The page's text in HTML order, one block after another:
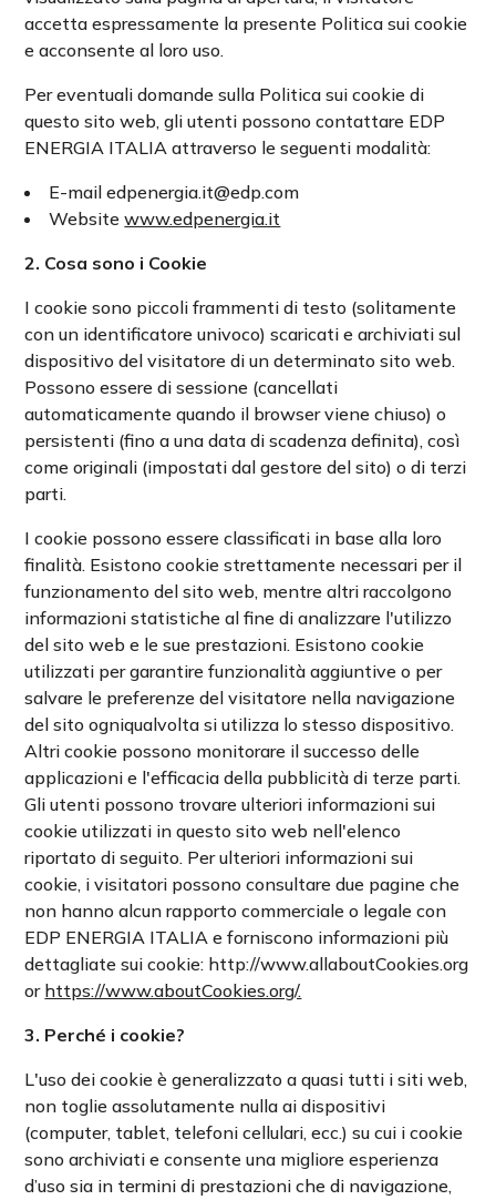
accetta espressamente la presente Politica sui cookie
e acconsente al loro uso.
Per eventuali domande sulla Politica sui cookie di
questo sito web, gli utenti possono contattare EDP
ENERGIA ITALIA attraverso le seguenti modalità:
E-mail edpenergia.it@edp.com
Websitewww.edpenergia.it
2. Cosa sono i Cookie
I cookie sono piccoli frammenti di testo (solitamente
con un identificatore univoco) scaricati e archiviati sul
dispositivo del visitatore di un determinato sito web.
Possono essere di sessione (cancellati
automaticamente quando il browser viene chiuso) o
persistenti (fino a una data di scadenza definita), così
come originali (impostati dal gestore del sito) o di terzi
parti.
I cookie possono essere classificati in base alla loro
finalità. Esistono cookie strettamente necessari per il
funzionamento del sito web, mentre altri raccolgono
informazioni statistiche al fine di analizzare l'utilizzo
del sito web e le sue prestazioni. Esistono cookie
utilizzati per garantire funzionalità aggiuntive o per
salvare le preferenze del visitatore nella navigazione
del sito ogniqualvolta si utilizza lo stesso dispositivo.
Altri cookie possono monitorare il successo delle
applicazioni e l'efficacia della pubblicità di terze parti.
Gli utenti possono trovare ulteriori informazioni sui
cookie utilizzati in questo sito web nell'elenco
riportato di seguito. Per ulteriori informazioni sui
cookie, i visitatori possono consultare due pagine che
non hanno alcun rapporto commerciale o legale con
EDP ENERGIA ITALIA e forniscono informazioni più
dettagliate sui cookie: http://www.allaboutCookies.org
or https://www.aboutCookies.org/.
3. Perché i cookie?
L'uso dei cookie è generalizzato a quasi tutti i siti web,
non toglie assolutamente nulla ai dispositivi
(computer, tablet, telefoni cellulari, ecc.) su cui i cookie
sono archiviati e consente una migliore esperienza
d’uso sia in termini di prestazioni che di navigazione,